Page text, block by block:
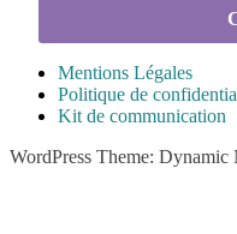
Mentions Légales
Politique de
Kit de communication
WordPress Theme: Dynamic